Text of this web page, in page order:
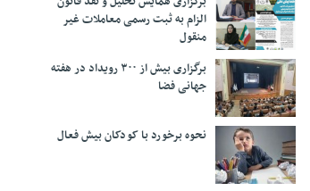
الزام به ثبت رسمی معاملات غیر
منقول
برگزاری بیش از ۳۰۰ رویداد در هفته
جهانی فضا
نحوه برخورد با کودکان بیش فعال